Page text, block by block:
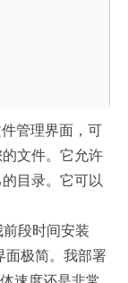
管理界面，可
文件。它允许
目录。它可以
段时间安装
面极简。我部署